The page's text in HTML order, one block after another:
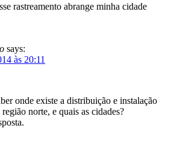
rastreamento abrange minha cidade
says:
às 20:11
onde existe a distribuição e instalação
norte, e quais as cidades?